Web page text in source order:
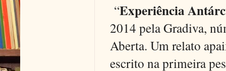
“Experiência
2014 pela Gradiva,
Aberta. Um relato
escrito na primeira